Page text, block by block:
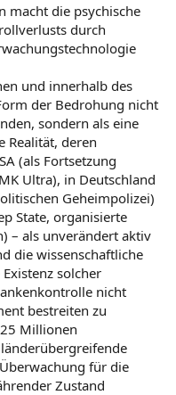
macht die psychische
durch
und innerhalb des
der Bedrohung nicht
sondern als eine
Realität, deren
(als Fortsetzung
Ultra), in Deutschland
Geheimpolizei)
State, organisierte
– als unverändert aktiv
die wissenschaftliche
solcher
nicht
bestreiten zu
Millionen
für die
Zustand